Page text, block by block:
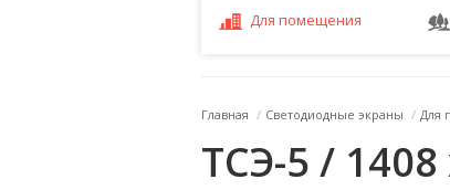
Для помещения
Главная / Светодиодные экраны / Для
ТСЭ-5 / 1408